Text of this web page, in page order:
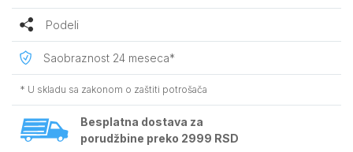
Podeli
Saobraznost 24 meseca*
* U skladu sa zakonom o zaštiti potrošača
Besplatna dostava za
porudžbine preko 2999 RSD